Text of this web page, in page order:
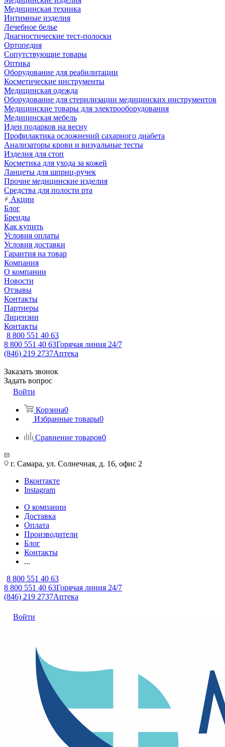
Медицинская техника
Интимные изделия
Лечебное белье
Диагностические тест-полоски
Ортопедия
Сопутствующие товары
Оптика
Оборудование для реабилитации
Косметические инструменты
Медицинская одежда
Оборудование для стерилизации медицинских инструментов
Медицинские товары для электрооборудования
Медицинская мебель
Идеи подарков на весну
Профилактика осложнений сахарного диабета
Анализаторы крови и визуальные тесты
Изделия для стоп
Косметика для ухода за кожей
Ланцеты для шприц-ручек
Прочие медицинские изделия
Средства для полости рта
Акции
Блог
Бренды
Как купить
Условия оплаты
Условия доставки
Гарантия на товар
Компания
О компании
Новости
Отзывы
Контакты
Партнеры
Лицензии
Контакты
8 800 551 40 63
8 800 551 40 63Горячая линия 24/7
(846) 219 2737Аптека
Заказать звонок
Задать вопрос
Войти
Корзина0
Избранные товары0
Сравнение товаров0
г. Самара, ул. Солнечная, д. 16, офис 2
Вконтакте
Instagram
О компании
Доставка
Оплата
Производители
Блог
Контакты
...
8 800 551 40 63
8 800 551 40 63Горячая линия 24/7
(846) 219 2737Аптека
Войти